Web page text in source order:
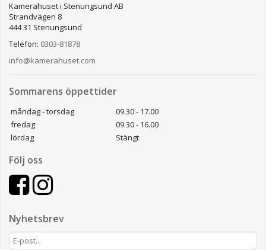
Kamerahuset i Stenungsund AB
Strandvägen 8
444 31 Stenungsund
Telefon: 0303-81878
info@kamerahuset.com
Sommarens öppettider
måndag - torsdag
09.30 - 17.00
fredag
09.30 - 16.00
lördag
Stängt
Följ oss
Nyhetsbrev